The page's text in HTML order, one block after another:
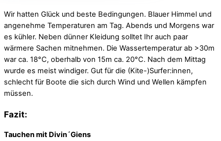
Wir hatten Glück und beste Bedingungen. Blauer Himmel und
angenehme Temperaturen am Tag. Abends und Morgens war
es kühler. Neben dünner Kleidung solltet Ihr auch paar
wärmere Sachen mitnehmen. Die Wassertemperatur ab >30m
war ca. 18°C, oberhalb von 15m ca. 20°C. Nach dem Mittag
wurde es meist windiger. Gut für die (Kite-)Surfer:innen,
schlecht für Boote die sich durch Wind und Wellen kämpfen
müssen.
Fazit:
Tauchen mit Divin´Giens